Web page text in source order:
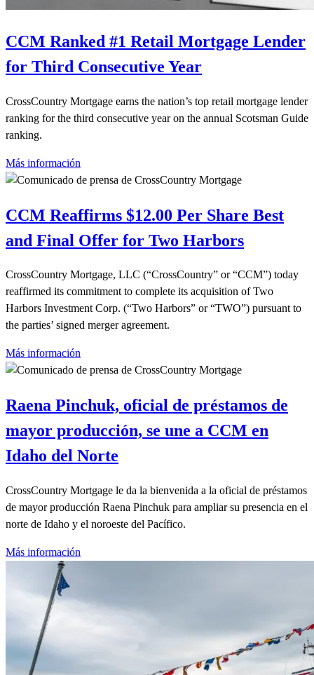
CCM Ranked #1 Retail Mortgage Lender
for Third Consecutive Year
CrossCountry Mortgage earns the nation’s top retail mortgage lender
ranking for the third consecutive year on the annual Scotsman Guide
ranking.
Más información
CCM Reaffirms $12.00 Per Share Best
and Final Offer for Two Harbors
CrossCountry Mortgage, LLC (“CrossCountry” or “CCM”) today
reaffirmed its commitment to complete its acquisition of Two
Harbors Investment Corp. (“Two Harbors” or “TWO”) pursuant to
the parties’ signed merger agreement.
Más información
Raena Pinchuk, oficial de préstamos de
mayor producción, se une a CCM en
Idaho del Norte
CrossCountry Mortgage le da la bienvenida a la oficial de préstamos
de mayor producción Raena Pinchuk para ampliar su presencia en el
norte de Idaho y el noroeste del Pacífico.
Más información